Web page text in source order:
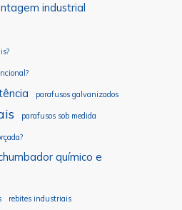
industrial
parafusos galvanizados
parafusos sob medida
químico e
rebites industriais